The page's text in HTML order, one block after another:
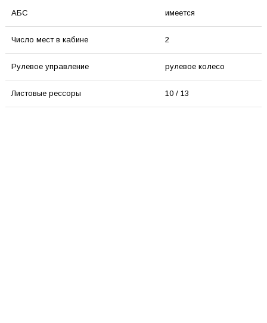
АБС имеется
Число мест в кабине 2
Рулевое управление рулевое колесо
Листовые рессоры 10 / 13